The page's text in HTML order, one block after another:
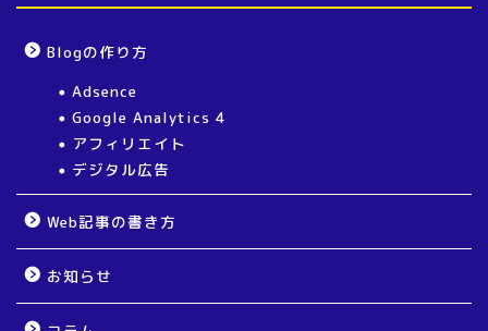
Blogの作り方
Adsence
Google Analytics 4
アフィリエイト
デジタル広告
Web記事の書き方
お知らせ